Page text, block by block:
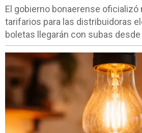
El gobierno bonaerense
tarifarios para las distribuidoras
boletas llegarán con subas